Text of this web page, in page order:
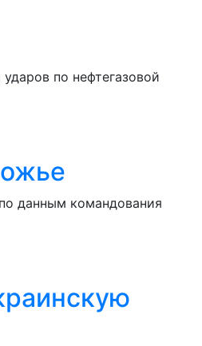
по нефтегазовой
данным командования